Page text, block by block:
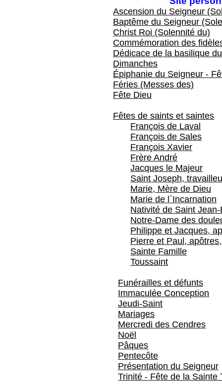
Ascension du Seigneur
Baptême du Seigneur
Christ Roi (Solennité du)
Commémoration des
Dédicace de la basilique
Dimanches
Épiphanie du Seigneur -
Féries (Messes des)
Fête Dieu
Fêtes de saints et saintes
François de Laval
François de Sales
François Xavier
Frère André
Jacques le Majeur
Saint Joseph,
Marie, Mère de Dieu
Marie de l`Incarnation
Nativité de Saint
Notre-Dame des
Philippe et Jacques,
Pierre et Paul,
Sainte Famille
Toussaint
Funérailles et défunts
Immaculée Conception
Jeudi-Saint
Mariages
Mercredi des Cendres
Noël
Pâques
Pentecôte
Présentation du Seigneur
Trinité - Fête de la Sainte